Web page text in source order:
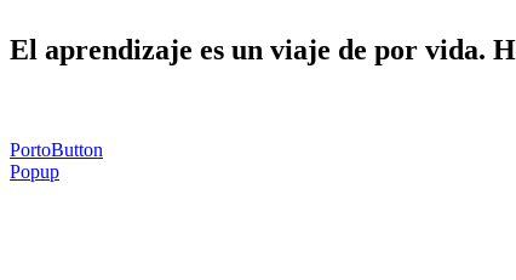
El aprendizaje es un viaje de por vida.
PortoButton
Popup